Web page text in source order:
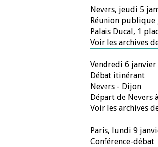
Nevers, jeudi 5
Réunion publique
Palais Ducal, 1
Voir les archives
Vendredi 6 janvier
Débat itinérant
Nevers - Dijon
Départ de Nevers
Voir les archives
Paris, lundi 9
Conférence-débat